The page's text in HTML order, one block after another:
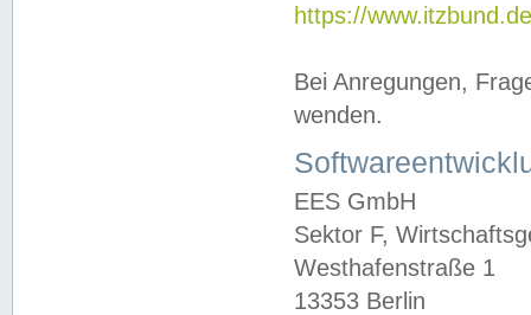
https://
Bei Anregungen,
wenden.
EES GmbH
Sektor F,
Westhafenstraße 1
13353 Berlin